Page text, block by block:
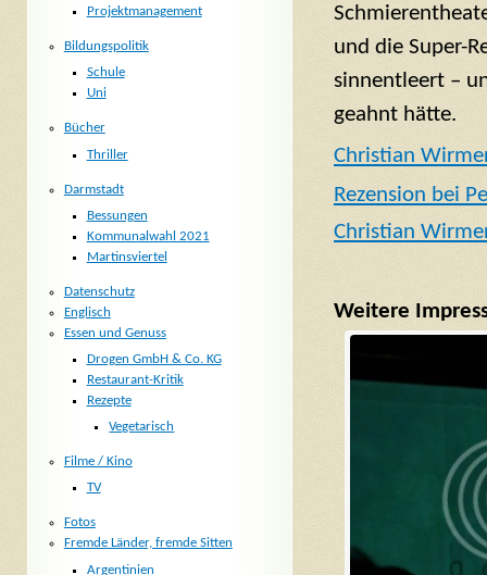
und die Super-
sinnentleert –
geahnt hätte.
Christian
Rezension bei
Christian
Weitere
Projektmanagement
Bildungspolitik
Schule
Uni
Bücher
Thriller
Darmstadt
Bessungen
Kommunalwahl 2021
Martinsviertel
Datenschutz
Englisch
Essen und Genuss
Drogen GmbH & Co. KG
Restaurant-Kritik
Rezepte
Vegetarisch
Filme / Kino
TV
Fotos
Fremde Länder, fremde Sitten
Argentinien